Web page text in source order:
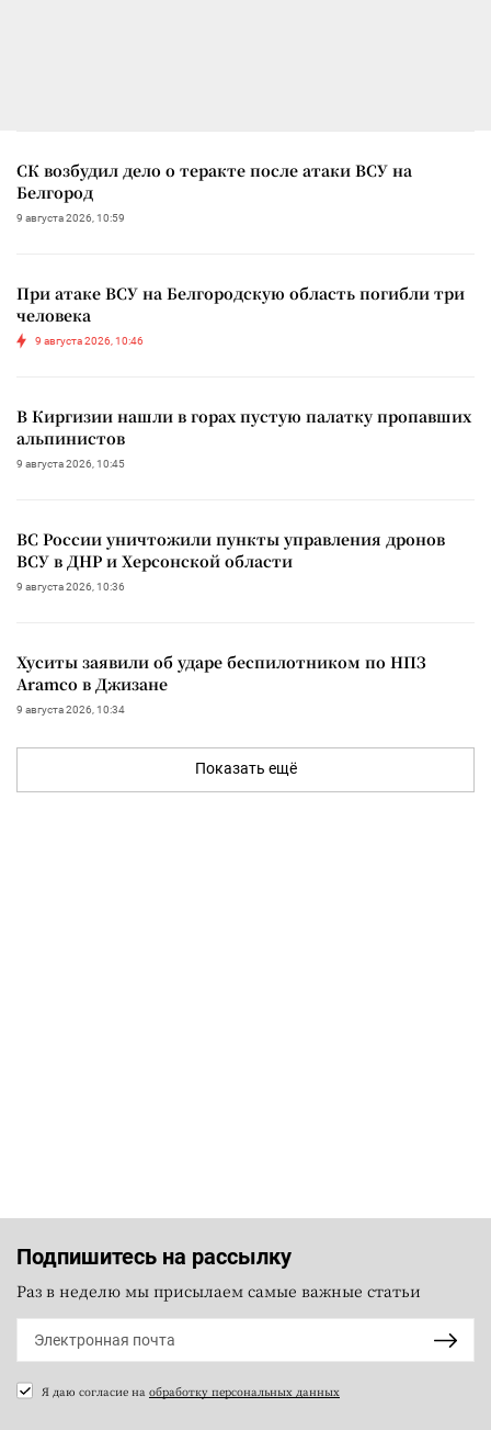
СК возбудил дело о теракте после атаки ВСУ на
Белгород
9 августа 2026, 10:59
При атаке ВСУ на Белгородскую область погибли три
человека
9 августа 2026, 10:46
В Киргизии нашли в горах пустую палатку пропавших
альпинистов
9 августа 2026, 10:45
ВС России уничтожили пункты управления дронов
ВСУ в ДНР и Херсонской области
9 августа 2026, 10:36
Хуситы заявили об ударе беспилотником по НПЗ
Aramco в Джизане
9 августа 2026, 10:34
Показать ещё
Подпишитесь на рассылку
Раз в неделю мы присылаем самые важные статьи
Я даю согласие на обработку персональных данных